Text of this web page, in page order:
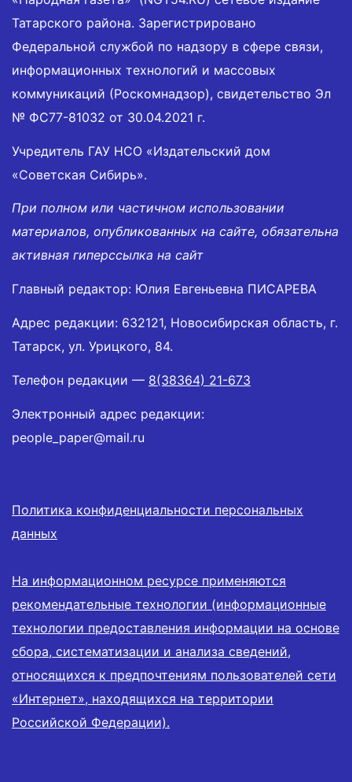
Татарского района. Зарегистрировано
Федеральной службой по надзору в сфере связи,
информационных технологий и массовых
коммуникаций (Роскомнадзор), свидетельство Эл
№ ФС77-81032 от 30.04.2021 г.
Учредитель ГАУ НСО «Издательский дом
«Советская Сибирь».
При полном или частичном использовании
материалов, опубликованных на сайте, обязательна
активная гиперссылка на сайт
Главный редактор: Юлия Евгеньевна ПИСАРЕВА
Адрес редакции: 632121, Новосибирская область, г.
Татарск, ул. Урицкого, 84.
Телефон редакции — 8(38364) 21-673
Электронный адрес редакции:
people_paper@mail.ru
Политика конфиденциальности персональных
данных
На информационном ресурсе применяются
рекомендательные технологии (информационные
технологии предоставления информации на основе
сбора, систематизации и анализа сведений,
относящихся к предпочтениям пользователей сети
«Интернет», находящихся на территории
Российской Федерации).